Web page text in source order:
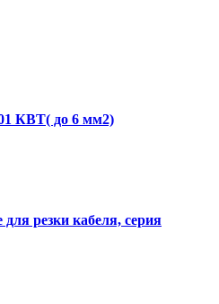
КВТ( до 6 мм2)
резки кабеля, серия